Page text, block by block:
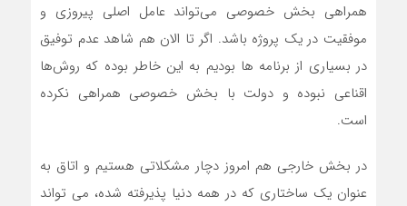
همراهی بخش خصوصی می‌تواند عامل اصلی پیروزی و
موفقیت در یک پروژه باشد. اگر تا الان هم شاهد عدم توفیق
در بسیاری از برنامه ها بودیم به این خاطر بوده که روش‌ها
اقناعی نبوده و دولت با بخش خصوصی همراهی نکرده
است.
در بخش خارجی هم امروز دچار مشکلاتی هستیم و اتاق به
عنوان یک ساختاری که در همه دنیا پذیرفته شده، می تواند